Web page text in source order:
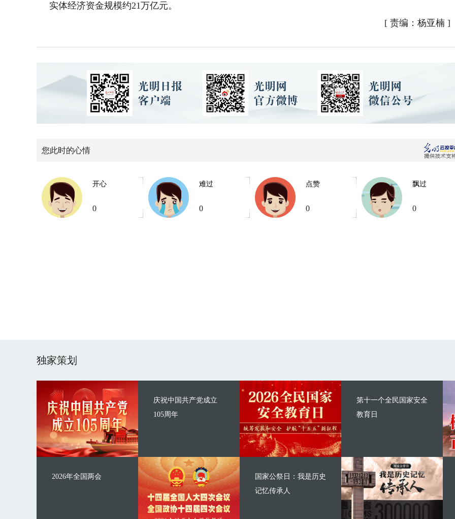
实体经济资金规模约21万亿元。
[ 责编：杨亚楠 ]
您此时的心情
开心
0
难过
0
点赞
0
飘过
0
独家策划
庆祝中国共产党成立
105周年
2026年全国两会
第十一个全民国家安全
教育日
国家公祭日：我是历史
记忆传承人